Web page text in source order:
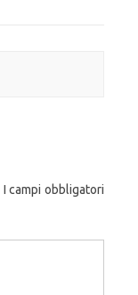
I campi obbligatori